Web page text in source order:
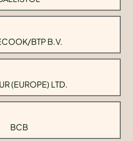
BTP B.V.
(EUROPE) LTD.
BCB